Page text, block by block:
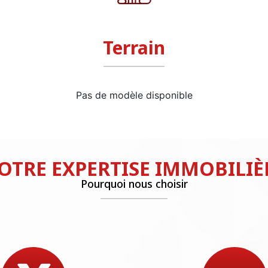
Terrain
Pas de modèle disponible
EXPERTISE
Pourquoi nous choisir